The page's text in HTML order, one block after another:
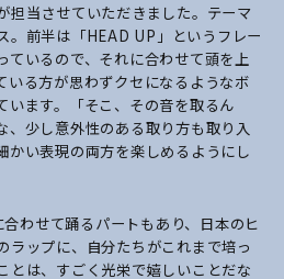
担当させていただきました。テーマ
。前半は「HEAD UP」というフレー
ているので、それに合わせて頭を上
いる方が思わずクセになるようなボ
います。「そこ、その音を取るん
、少し意外性のある取り方も取り入
かい表現の両方を楽しめるようにし
わせて踊るパートもあり、日本のヒ
ラップに、自分たちがこれまで培っ
とは、すごく光栄で嬉しいことだな